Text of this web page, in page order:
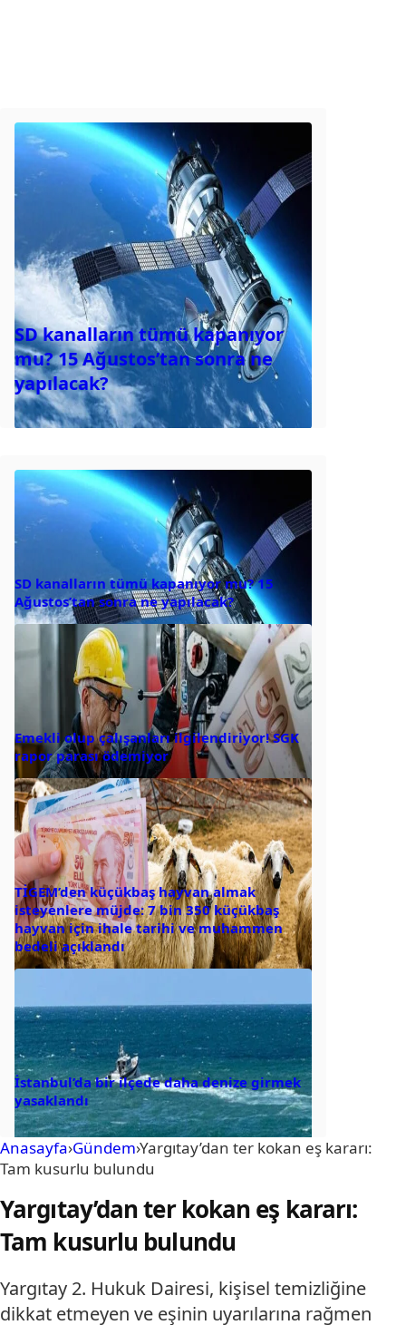
SD kanalların tümü kapanıyor
mu? 15 Ağustos’tan sonra ne
yapılacak?
SD kanalların tümü kapanıyor mu? 15
Ağustos’tan sonra ne yapılacak?
Emekli olup çalışanları ilgilendiriyor! SGK
rapor parası ödemiyor
TİGEM’den küçükbaş hayvan almak
isteyenlere müjde: 7 bin 350 küçükbaş
hayvan için ihale tarihi ve muhammen
bedeli açıklandı
İstanbul’da bir ilçede daha denize girmek
yasaklandı
Anasayfa›Gündem›Yargıtay’dan ter kokan eş kararı:
Tam kusurlu bulundu
Yargıtay’dan ter kokan eş kararı:
Tam kusurlu bulundu
Yargıtay 2. Hukuk Dairesi, kişisel temizliğine
dikkat etmeyen ve eşinin uyarılarına rağmen